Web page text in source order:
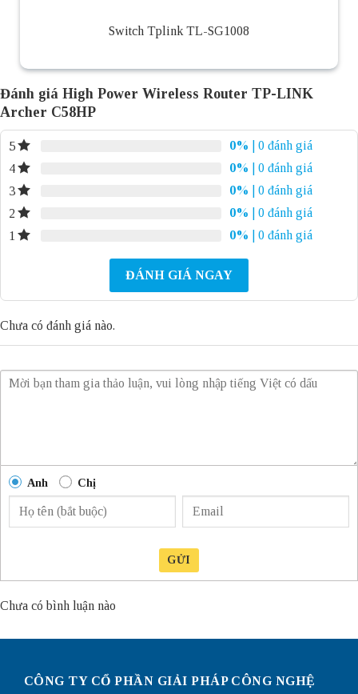
Switch Tplink TL-SG1008
Đánh giá High Power Wireless Router TP-LINK
Archer C58HP
5 0%
| 0 đánh giá
4
0%
| 0 đánh giá
3
0%
| 0 đánh giá
2
0%
| 0 đánh giá
1
0% | 0 đánh giá
ĐÁNH GIÁ NGAY
Chưa có đánh giá nào.
Anh Chị
GỬI
Chưa có bình luận nào
CÔNG TY CỔ PHẦN GIẢI PHÁP CÔNG NGHỆ